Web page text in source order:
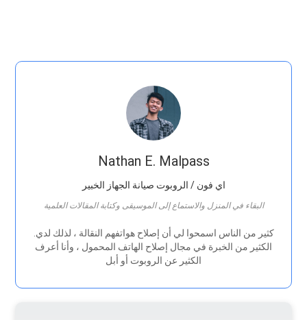
Nathan E. Malpass
اي فون / الروبوت صيانة الجهاز الخبير
البقاء في المنزل والاستماع إلى الموسيقى وكتابة المقالات العلمية
الكثير من الخبرة في مجال إصلاح الهاتف المحمول ، وأنا أعرف
الكثير عن الروبوت أو أبل